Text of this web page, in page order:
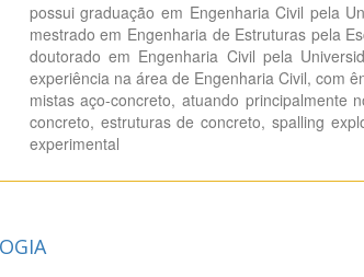
possui graduação em Engenharia Civil pela
mestrado em Engenharia de Estruturas pela
doutorado em Engenharia Civil pela
experiência na área de Engenharia Civil, com
mistas aço-concreto, atuando principalmente
concreto, estruturas de concreto, spalling
experimental